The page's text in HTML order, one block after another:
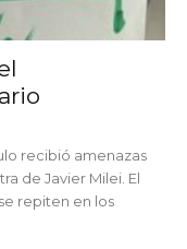
recibió amenazas
de Javier Milei. El
repiten en los